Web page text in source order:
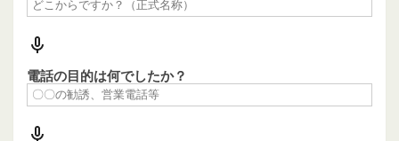
電話の目的は何でしたか？